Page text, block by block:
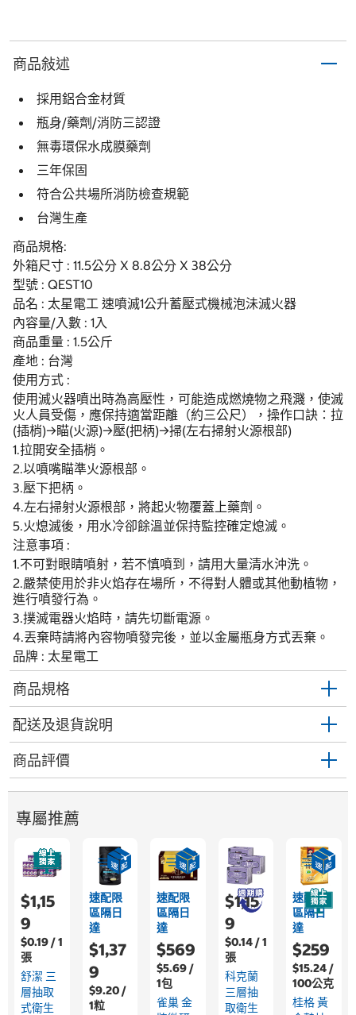
商品敍述
採用鋁合金材質
瓶身/藥劑/消防三認證
無毒環保水成膜藥劑
三年保固
符合公共場所消防檢查規範
台灣生產
商品規格:
外箱尺寸 : 11.5公分 X 8.8公分 X 38公分
型號 : QEST10
品名 : 太星電工 速噴滅1公升蓄壓式機械泡沬滅火器
內容量/入數 : 1入
商品重量 : 1.5公斤
產地 : 台灣
使用方式 :
使用滅火器噴出時為高壓性，可能造成燃燒物之飛濺，使滅
火人員受傷，應保持適當距離（約三公尺），操作口訣：拉
(插梢)→瞄(火源)→壓(把柄)→掃(左右掃射火源根部)
1.拉開安全插梢。
2.以噴嘴瞄準火源根部。
3.壓下把柄。
4.左右掃射火源根部，將起火物覆蓋上藥劑。
5.火熄滅後，用水冷卻餘溫並保持監控確定熄滅。
注意事項 :
1.不可對眼睛噴射，若不慎噴到，請用大量清水沖洗。
2.嚴禁使用於非火焰存在場所，不得對人體或其他動植物，
進行噴發行為。
3.撲滅電器火焰時，請先切斷電源。
4.丟棄時請將內容物噴發完後，並以金屬瓶身方式丟棄。
品牌 : 太星電工
商品規格
配送及退貨說明
商品評價
專屬推薦
$1,15
9
$0.19 / 1
張
舒潔 三
層抽取
式衛生
速配限
區隔日
達
$1,37
9
$9.20 /
1粒
速配限
區隔日
達
$569
$5.69 /
1包
雀巢 金
$1,15
9
$0.14 / 1
張
科克蘭
三層抽
取衛生
速配限
區隔日
達
$259
$15.24 /
100公克
桂格 黃